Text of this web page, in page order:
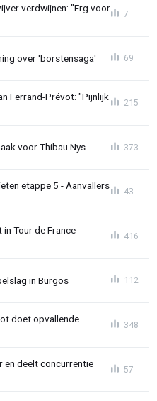
verdwijnen: "Erg voor
7
over 'borstensaga' 69
Ferrand-Prévot: "Pijnlijk
215
voor Thibau Nys 373
etappe 5 - Aanvallers
43
Tour de France
416
in Burgos 112
doet opvallende
348
en deelt concurrentie
57